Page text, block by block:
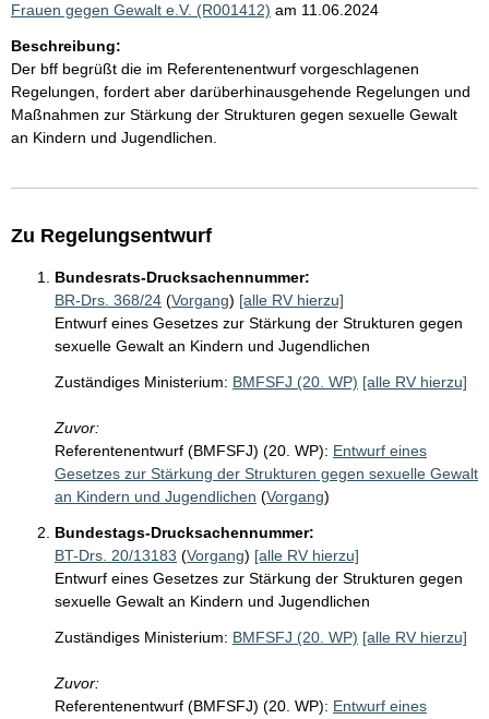
Frauen gegen Gewalt e.V. (R001412) am 11.06.2024
Beschreibung:
Der bff begrüßt die im Referentenentwurf vorgeschlagenen
Regelungen, fordert aber darüberhinausgehende Regelungen und
Maßnahmen zur Stärkung der Strukturen gegen sexuelle Gewalt
an Kindern und Jugendlichen.
Zu Regelungsentwurf
Bundesrats-Drucksachennummer:
BR-Drs. 368/24 (Vorgang) [alle RV hierzu]
Entwurf eines Gesetzes zur Stärkung der Strukturen gegen
sexuelle Gewalt an Kindern und Jugendlichen
Zuständiges Ministerium: BMFSFJ (20. WP) [alle RV hierzu]
Zuvor:
Referentenentwurf (BMFSFJ) (20. WP): Entwurf eines
Gesetzes zur Stärkung der Strukturen gegen sexuelle Gewalt
an Kindern und Jugendlichen (Vorgang)
Bundestags-Drucksachennummer:
BT-Drs. 20/13183 (Vorgang) [alle RV hierzu]
Entwurf eines Gesetzes zur Stärkung der Strukturen gegen
sexuelle Gewalt an Kindern und Jugendlichen
Zuständiges Ministerium: BMFSFJ (20. WP) [alle RV hierzu]
Zuvor:
Referentenentwurf (BMFSFJ) (20. WP): Entwurf eines